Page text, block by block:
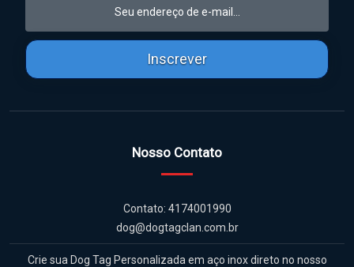
Inscrever
Nosso Contato
Contato: 4174001990
dog@dogtagclan.com.br
Crie sua Dog Tag Personalizada em aço inox direto no nosso